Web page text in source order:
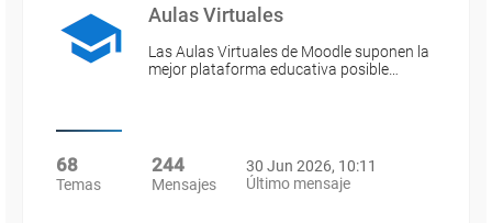
Aulas Virtuales
Las Aulas Virtuales de Moodle suponen la
mejor plataforma educativa posible…
68
Temas
244
Mensajes
30 Jun 2026, 10:11
Último mensaje